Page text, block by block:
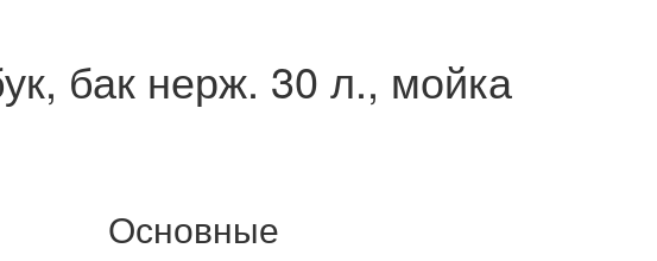
бак нерж. 30 л., мойка
Основные